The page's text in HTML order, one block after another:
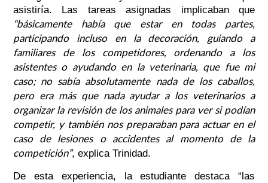
asistiría. Las tareas asignadas implicaban que
“básicamente había que estar en todas partes,
participando incluso en la decoración, guiando a
familiares de los competidores, ordenando a los
asistentes o ayudando en la veterinaria, que fue mi
caso; no sabía absolutamente nada de los caballos,
pero era más que nada ayudar a los veterinarios a
organizar la revisión de los animales para ver si podían
competir, y también nos preparaban para actuar en el
caso de lesiones o accidentes al momento de la
competición”, explica Trinidad.
De esta experiencia, la estudiante destaca “las